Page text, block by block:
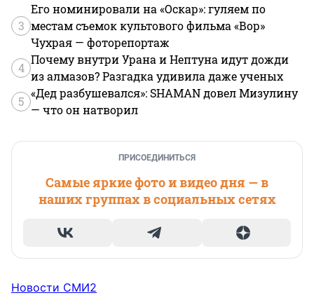
3
Его номинировали на «Оскар»: гуляем по
местам съемок культового фильма «Вор»
Чухрая — фоторепортаж
4
Почему внутри Урана и Нептуна идут дожди
из алмазов? Разгадка удивила даже ученых
5
«Дед разбушевался»: SHAMAN довел Мизулину
— что он натворил
ПРИСОЕДИНИТЬСЯ
Самые яркие фото и видео дня — в
наших группах в социальных сетях
Новости СМИ2